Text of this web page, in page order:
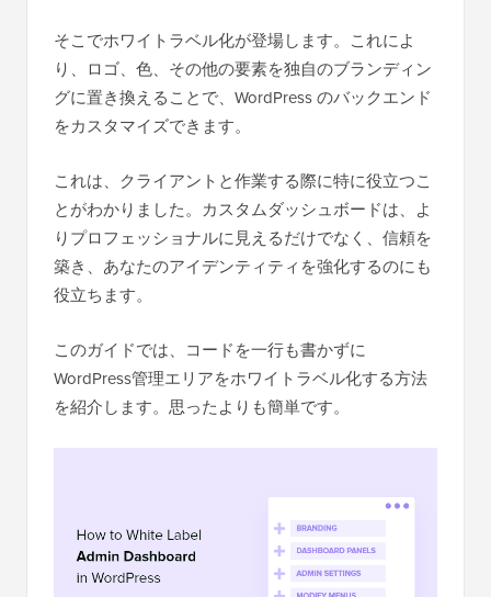
そこでホワイトラベル化が登場します。これによ
り、ロゴ、色、その他の要素を独自のブランディン
グに置き換えることで、WordPress のバックエンド
をカスタマイズできます。
これは、クライアントと作業する際に特に役立つこ
とがわかりました。カスタムダッシュボードは、よ
りプロフェッショナルに見えるだけでなく、信頼を
築き、あなたのアイデンティティを強化するのにも
役立ちます。
このガイドでは、コードを一行も書かずに
WordPress管理エリアをホワイトラベル化する方法
を紹介します。思ったよりも簡単です。